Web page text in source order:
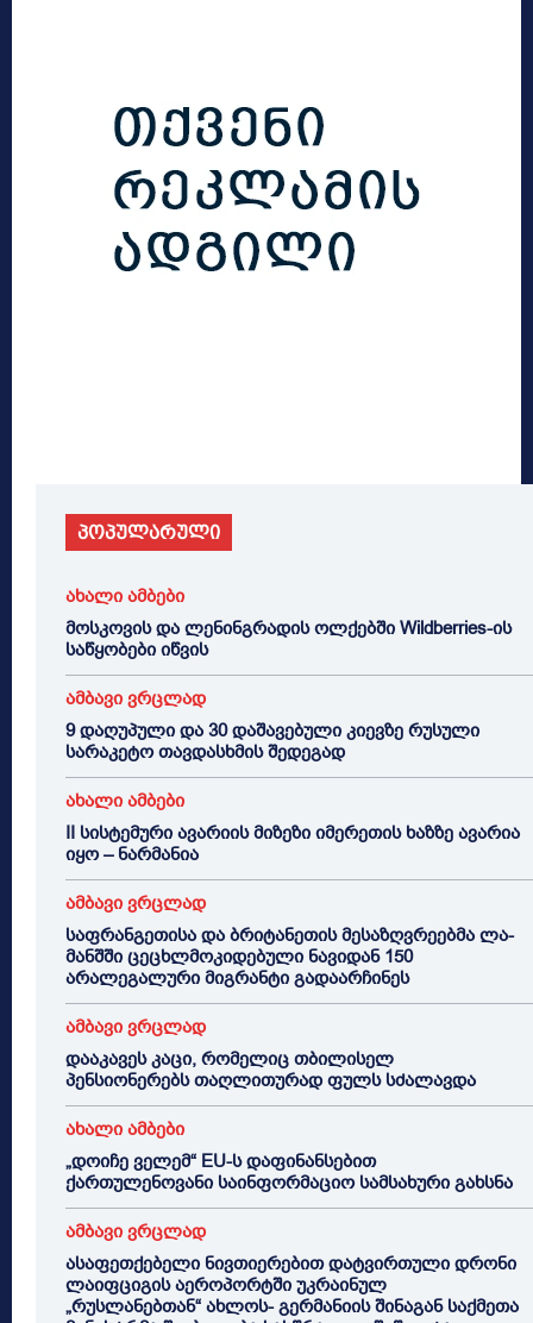
პოპულარული
ახალი ამბები
მოსკოვის და ლენინგრადის ოლქებში Wildberries-ის
საწყობები იწვის
ამბავი ვრცლად
9 დაღუპული და 30 დაშავებული კიევზე რუსული
სარაკეტო თავდასხმის შედეგად
ახალი ამბები
II სისტემური ავარიის მიზეზი იმერეთის ხაზზე ავარია
იყო – ნარმანია
ამბავი ვრცლად
საფრანგეთისა და ბრიტანეთის მესაზღვრეებმა ლა-
მანშში ცეცხლმოკიდებული ნავიდან 150
არალეგალური მიგრანტი გადაარჩინეს
ამბავი ვრცლად
დააკავეს კაცი, რომელიც თბილისელ
პენსიონერებს თაღლითურად ფულს სძალავდა
ახალი ამბები
„დოიჩე ველემ“ EU-ს დაფინანსებით
ქართულენოვანი საინფორმაციო სამსახური გახსნა
ამბავი ვრცლად
ასაფეთქებელი ნივთიერებით დატვირთული დრონი
ლაიფციგის აეროპორტში უკრაინულ
„რუსლანებთან“ ახლოს- გერმანიის შინაგან საქმეთა